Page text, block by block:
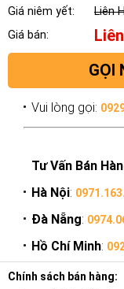
Giá niêm yết: Liên
Giá bán:
GỌI
Vui lòng gọi:
Tư Vấn Bán
Hà Nội:
Đà Nẵng:
Hồ Chí Minh:
Chính sách bán hàng: